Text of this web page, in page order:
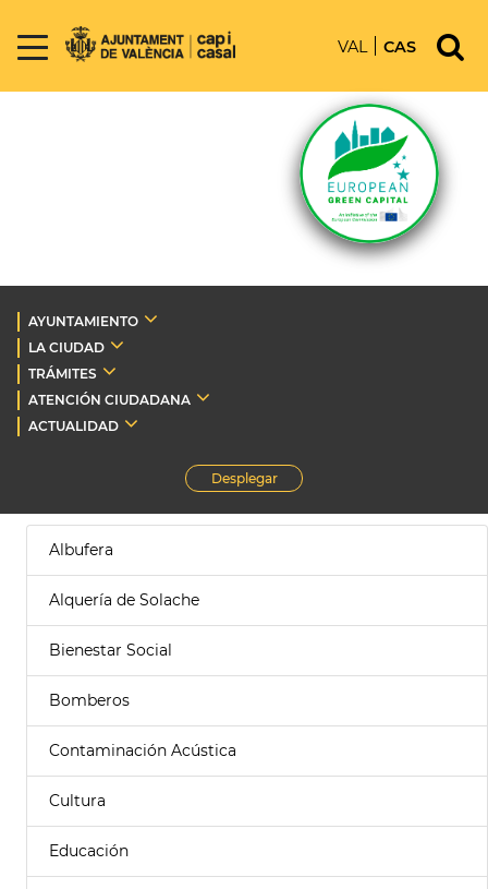
VAL CAS
AYUNTAMIENTO
LA CIUDAD
TRÁMITES
ATENCIÓN CIUDADANA
ACTUALIDAD
Desplegar
Albufera
Alquería de Solache
Bienestar Social
Bomberos
Contaminación Acústica
Cultura
Educación